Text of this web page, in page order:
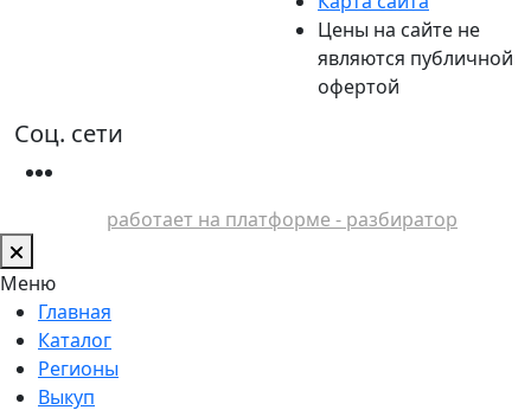
Цены на сайте не
являются публичной
офертой
Соц. сети
работает на платформе - разбиратор
Меню
Главная
Каталог
Регионы
Выкуп